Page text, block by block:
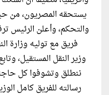
يستحقه المصريون، من
والتحكم، وأعلن الرئيس
فريق مع توليه وزارة
ننطلق وتشوفوا كل
رسالته للفريق كامل